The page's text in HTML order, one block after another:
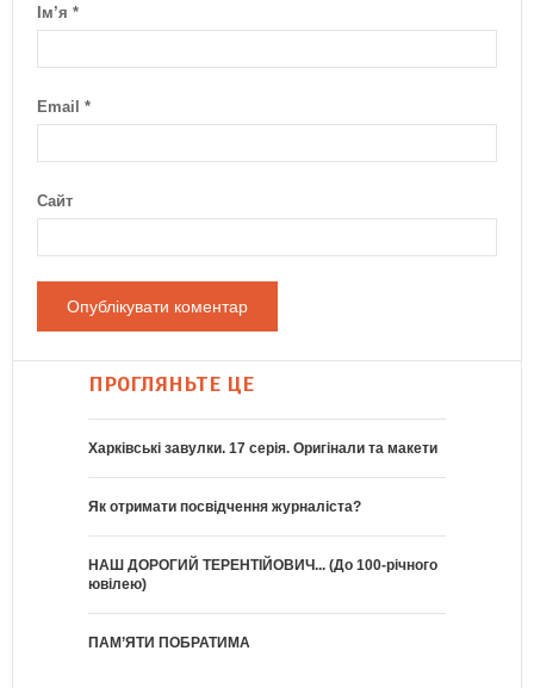
Ім’я *
Email *
Сайт
ПРОГЛЯНЬТЕ ЦЕ
Харківські завулки. 17 серія. Оригінали та макети
Як отримати посвідчення журналіста?
НАШ ДОРОГИЙ ТЕРЕНТІЙОВИЧ... (До 100-річного
ювілею)
ПАМ’ЯТИ ПОБРАТИМА